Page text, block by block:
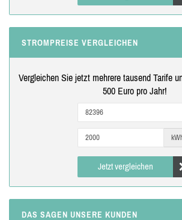
STROMPREISE VERGLEICHEN
Vergleichen Sie jetzt mehrere tausend Tarife
500 Euro pro Jahr!
Jetzt vergleichen
DAS SAGEN UNSERE KUNDEN